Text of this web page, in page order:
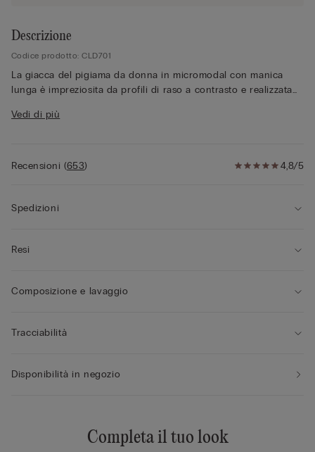
Descrizione
Codice prodotto: CLD701
La giacca del pigiama da donna in micromodal con manica
lunga è impreziosita da profili di raso a contrasto e realizzata
chiusura frontale con bottoni e il taglio raffinato rendono
comodo e alla moda.
Vedi di più
4,8/5
Recensioni(653)
Spedizioni
Resi
Composizione e lavaggio
Tracciabilità
Disponibilità in negozio
Completa il tuo look